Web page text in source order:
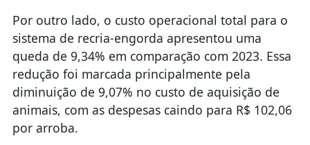
Por outro lado, o custo operacional total para o
sistema de recria-engorda apresentou uma
queda de 9,34% em comparação com 2023. Essa
redução foi marcada principalmente pela
diminuição de 9,07% no custo de aquisição de
animais, com as despesas caindo para R$ 102,06
por arroba.